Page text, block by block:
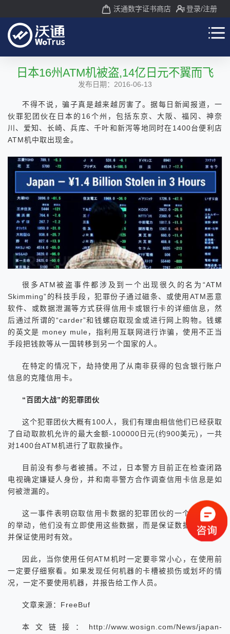
沃通数字证书商店 登录/注册
日本16州ATM机被盗,14亿日元不翼而飞
发布日期：2016-06-13
不得不说，骗子真是越来越厉害了。据每日新闻报道，一
伙罪犯团伙在日本的16个州，包括东京、大阪、福冈、神奈
川、爱知、长崎、兵库、千叶和新泻等地同时在1400台便利店
ATM机中取出现金。
很多ATM被盗事件都涉及到一个出现很久的名为“ATM
Skimming”的科技手段，犯罪份子通过磁条、或使用ATM恶意
软件、或数据泄漏等方式获得信用卡或银行卡的详细信息，然
后通过所谓的“carder”和钱螺窃取现金或进行网上购物。钱螺
的英文是 money mule，指利用互联网进行诈骗，使用不正当
手段把钱款等从一国转移到另一个国家的人。
在特定的情况下，劫持使用了从南非获得的包含银行账户
信息的克隆信用卡。
“百团大战”的犯罪团伙
这个犯罪团伙大概有100人，我们有理由相信他们已经获取
了自动取款机允许的最大金额-100000日元(约900美元)，一共
对1400台ATM机进行了取款操作。
目前没有参与者被捕。不过，日本警方目前正在检查闭路
电视确定嫌疑人身份，并和南非警方合作调查信用卡信息是如
何被泄漏的。
这一事件表明窃取信用卡数据的犯罪团伙的一个非常关键
的举动，他们没有立即使用这些数据，而是保证数据的安全，
并保证使用时有效。
因此，当你使用任何ATM机时一定要非常小心，在使用前
一定要仔细察看。如果发现任何机器的卡槽被损伤或划坏的情
况，一定不要使用机器，并报告给工作人员。
文章来源：FreeBuf
本文链接：http://www.wosign.com/News/japan-